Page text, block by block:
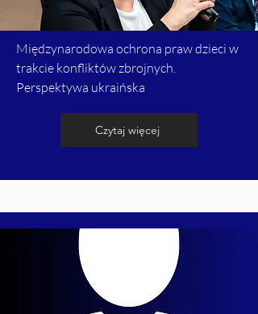
Międzynarodowa ochrona praw dzieci w
trakcie konfliktów zbrojnych.
Perspektywa ukraińska
Czytaj więcej